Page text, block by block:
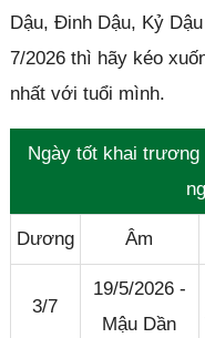
Dậu, Đinh Dậu, Kỷ
7/2026 thì hãy kéo
nhất với tuổi mình.
Ngày tốt khai trương
Dương Âm
3/7
19/5/2026 -
Mậu Dần